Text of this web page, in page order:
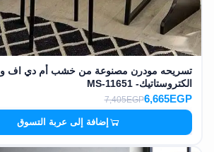
تسريحه مودرن مصنوعة من خشب أم دي اف و
الكتروستاتيك- MS-11651
6,665EGP
7,405EGP
إضافة إلى عربة التسوق